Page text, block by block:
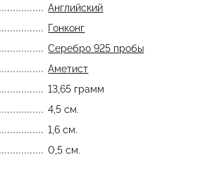
Английский
Гонконг
Серебро 925 пробы
Аметист
13,65 грамм
4,5 см.
1,6 см.
0,5 см.